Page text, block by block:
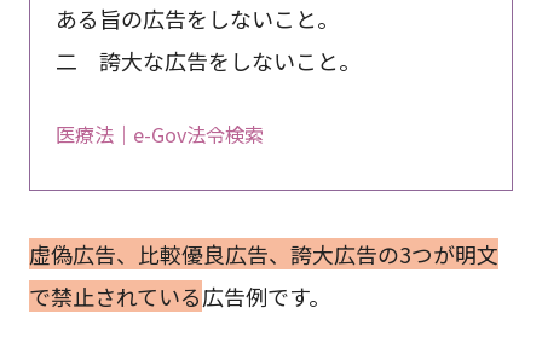
ある旨の広告をしないこと。
二 誇大な広告をしないこと。
医療法｜e-Gov法令検索
虚偽広告、比較優良広告、誇大広告の3つが明文
で禁止されている広告例です。